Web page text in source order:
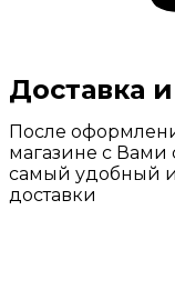
Доставка
После
магазине с
самый удобный
доставки